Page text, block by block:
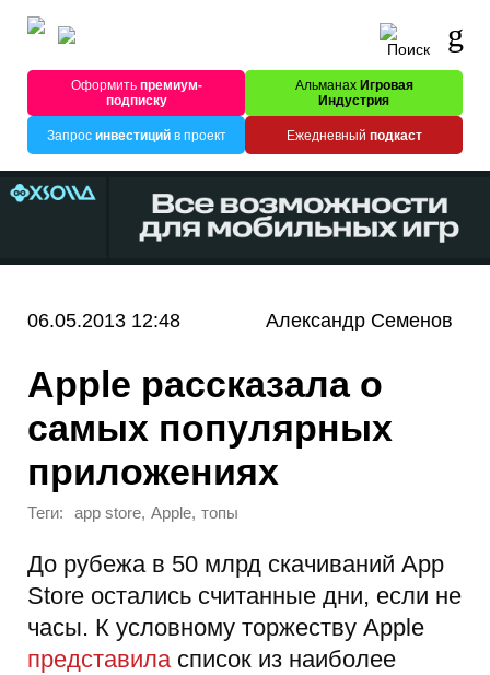
Оформитьпремиум-
подписку
Альманах Игровая
Индустрия
Запрос инвестицийв проект Ежедневный подкаст
06.05.2013 12:48 Александр Семенов
Apple рассказала о
самых популярных
приложениях
Теги: app store, Apple, топы
До рубежа в 50 млрд скачиваний App
Store остались считанные дни, если не
часы. К условному торжеству Apple
представила список из наиболее